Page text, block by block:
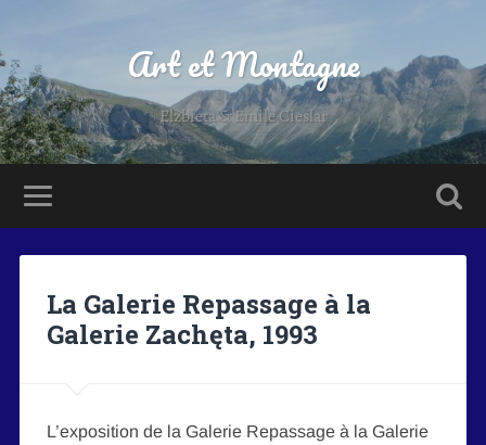
Art et Montagne
Elzbieta & Emile Cieslar
La Galerie Repassage à la
Galerie Zachęta, 1993
L’exposition de la Galerie Repassage à la Galerie